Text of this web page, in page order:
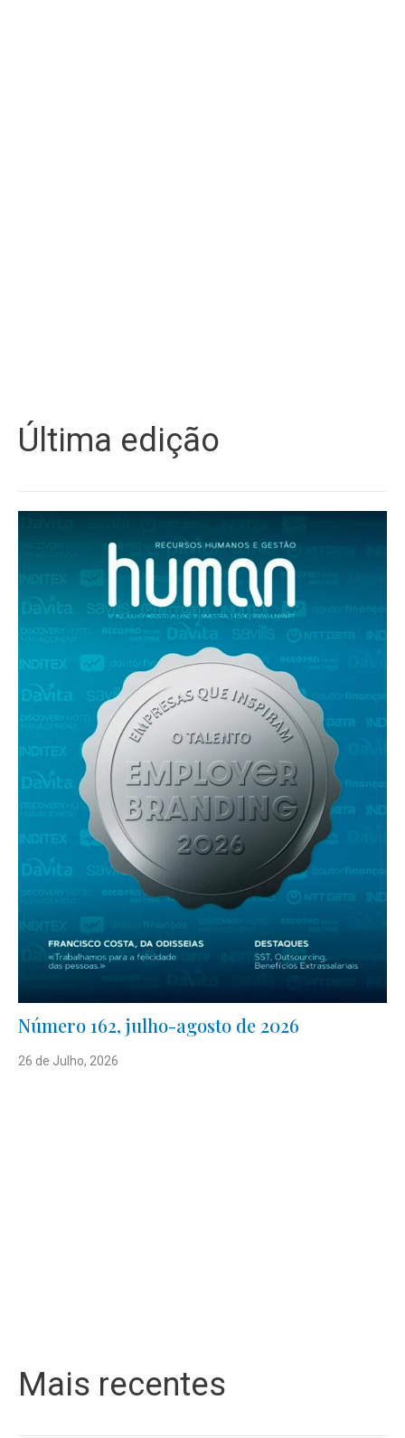
Última edição
Número 162, julho-agosto de 2026
26 de Julho, 2026
Mais recentes